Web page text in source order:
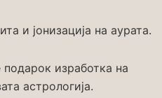
и јонизација на аурата.
изработка на
астрологија.